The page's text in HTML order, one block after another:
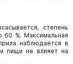
степень
60 %. Максимальная
наблюдается в
пищи не влияет на